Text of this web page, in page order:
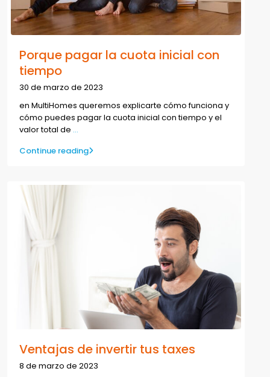
Porque pagar la cuota inicial con
tiempo
30 de marzo de 2023
en MultiHomes queremos explicarte cómo funciona y
cómo puedes pagar la cuota inicial con tiempo y el
valor total de ...
Continue reading
Ventajas de invertir tus taxes
8 de marzo de 2023